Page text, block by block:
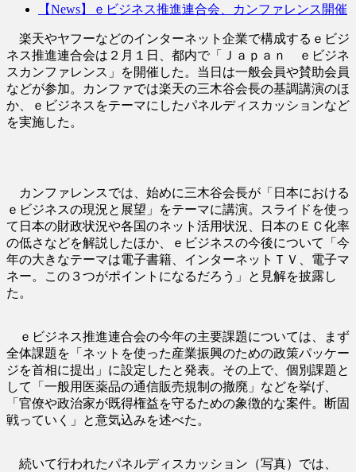
【News】ｅビジネス推進連合会、カンファレンス開催
楽天やヤフーなどのインターネット企業で構成するｅビジ
ネス推進連合会は２月１日、都内で「Ｊａｐａｎ ｅビジネ
スカンファレンス」を開催した。当日は一般会員や賛助会員
などが参加。カンファでは楽天の三木谷会長の基調講演のほ
か、ｅビジネスをテーマにしたパネルディスカッションなど
を実施した。
カンファレンスでは、始めに三木谷会長が「日本における
ｅビジネスの現況と展望」をテーマに講演。スライドを使っ
て日本の財政状況や各国のネット活用状況、日本のＥＣ化率
の低さなどを解説したほか、ｅビジネスの今後について「今
年の大きなテーマは電子書籍、インターネットＴＶ、電子マ
ネー。この３つがポイントになるだろう」と見解を披露し
た。
ｅビジネス推進連合会の今年の主要課題については、まず
全体課題を「ネットを使った産業振興のための政策パッケー
ジを首相に提出」に設定したと発表。その上で、個別課題と
して「一般用医薬品の通信販売規制の撤廃」などを挙げ、
「官僚や政治家が既得権益を守るための象徴的な案件。断固
戦っていく」と意気込みを述べた。
続いて行われたパネルディスカッション（写真）では、